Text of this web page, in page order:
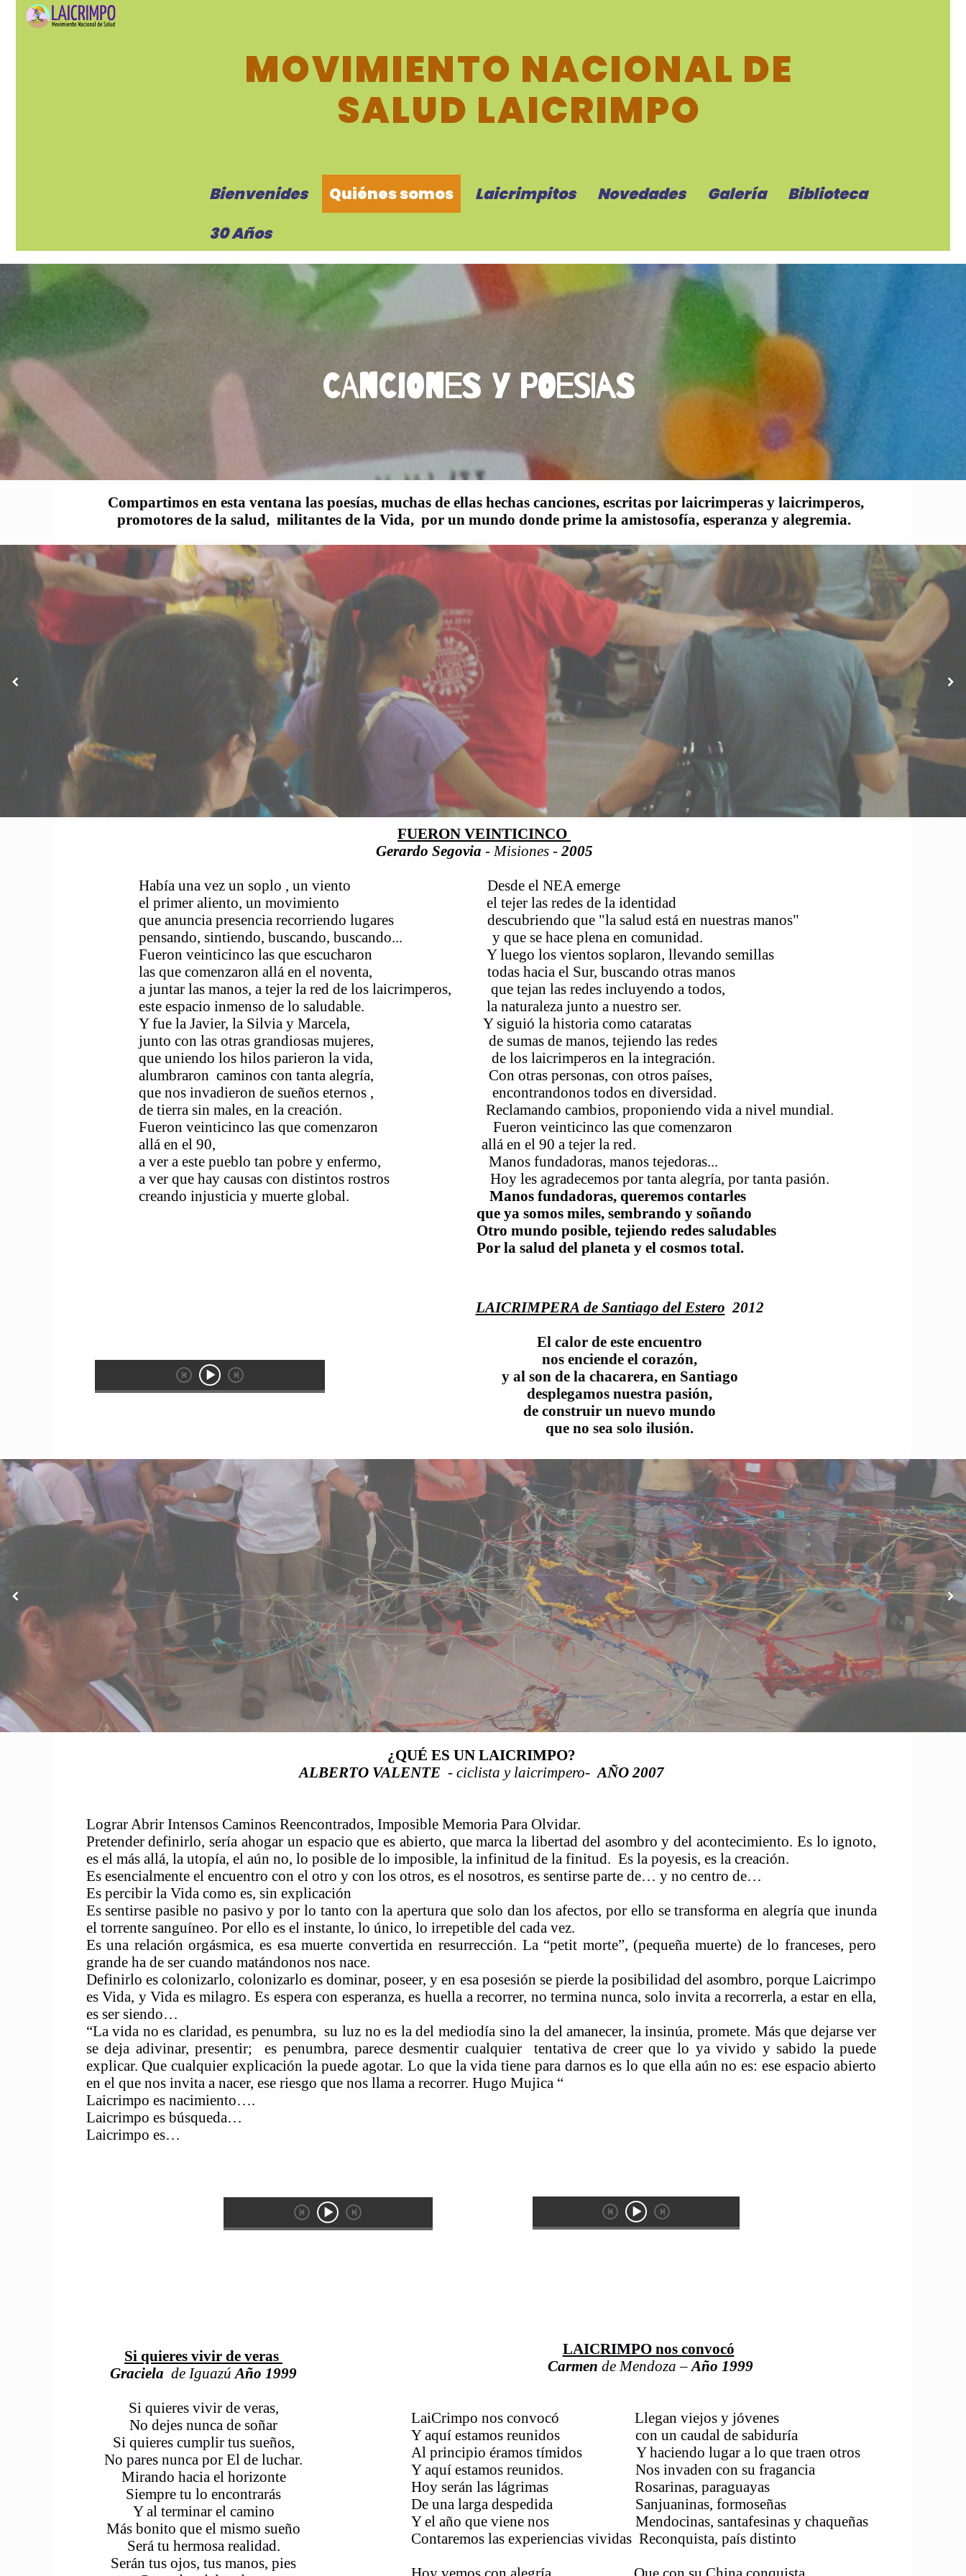
MOVIMIENTO NACIONAL DE
SALUD LAICRIMPO
Bienvenides Quiénes somos Laicrimpitos Novedades Galería
Biblioteca
30 Años
CANCIONES Y POESIAS
Compartimos en esta ventana las poesías, muchas de ellas hechas canciones, escritas por laicrimperas y laicrimperos,
promotores de la salud, militantes de la Vida, por un mundo donde prime la amistosofía, esperanza y alegremia.
FUERON VEINTICINCO
Gerardo Segovia - Misiones -2005
Había una vez un soplo , un viento Desde el NEA emerge
el primer aliento, un movimiento el tejer las redes de la identidad
que anuncia presencia recorriendo lugares descubriendo que "la salud está en nuestras manos"
pensando, sintiendo, buscando, buscando... y que se hace plena en comunidad.
Fueron veinticinco las que escucharon Y luego los vientos soplaron, llevando semillas
las que comenzaron allá en el noventa, todas hacia el Sur, buscando otras manos
a juntar las manos, a tejer la red de los laicrimperos, que tejan las redes incluyendo a todos,
este espacio inmenso de lo saludable. la naturaleza junto a nuestro ser.
Y fue la Javier, la Silvia y Marcela, Y siguió la historia como cataratas
junto con las otras grandiosas mujeres, de sumas de manos, tejiendo las redes
que uniendo los hilos parieron la vida, de los laicrimperos en la integración.
alumbraron caminos con tanta alegría, Con otras personas, con otros países,
que nos invadieron de sueños eternos , encontrandonos todos en diversidad.
de tierra sin males, en la creación. Reclamando cambios, proponiendo vida a nivel mundial.
Fueron veinticinco las que comenzaron Fueron veinticinco las que comenzaron
allá en el 90, allá en el 90 a tejer la red.
a ver a este pueblo tan pobre y enfermo, Manos fundadoras, manos tejedoras...
a ver que hay causas con distintos rostros Hoy les agradecemos por tanta alegría, por tanta pasión.
creando injusticia y muerte global. Manos fundadoras, queremos contarles
que ya somos miles, sembrando y soñando
Otro mundo posible, tejiendo redes saludables
Por la salud del planeta y el cosmos total.
LAICRIMPERA de Santiago del Estero 2012
El calor de este encuentro
nos enciende el corazón,
y al son de la chacarera, en Santiago
desplegamos nuestra pasión,
de construir un nuevo mundo
que no sea solo ilusión.
¿QUÉ ES UN LAICRIMPO?
ALBERTO VALENTE - ciclista y laicrimpero-AÑO 2007
Lograr Abrir Intensos Caminos Reencontrados, Imposible Memoria Para Olvidar.
Pretender definirlo, sería ahogar un espacio que es abierto, que marca la libertad del asombro y del acontecimiento. Es lo ignoto,
es el más allá, la utopía, el aún no, lo posible de lo imposible, la infinitud de la finitud. Es la poyesis, es la creación.
Es esencialmente el encuentro con el otro y con los otros, es el nosotros, es sentirse parte de… y no centro de…
Es percibir la Vida como es, sin explicación
Es sentirse pasible no pasivo y por lo tanto con la apertura que solo dan los afectos, por ello se transforma en alegría que inunda
el torrente sanguíneo. Por ello es el instante, lo único, lo irrepetible del cada vez.
Es una relación orgásmica, es esa muerte convertida en resurrección. La “petit morte”, (pequeña muerte) de lo franceses, pero
grande ha de ser cuando matándonos nos nace.
Definirlo es colonizarlo, colonizarlo es dominar, poseer, y en esa posesión se pierde la posibilidad del asombro, porque Laicrimpo
es Vida, y Vida es milagro. Es espera con esperanza, es huella a recorrer, no termina nunca, solo invita a recorrerla, a estar en ella,
es ser siendo…
“La vida no es claridad, es penumbra, su luz no es la del mediodía sino la del amanecer, la insinúa, promete. Más que dejarse ver
se deja adivinar, presentir; es penumbra, parece desmentir cualquier tentativa de creer que lo ya vivido y sabido la puede
explicar. Que cualquier explicación la puede agotar. Lo que la vida tiene para darnos es lo que ella aún no es: ese espacio abierto
en el que nos invita a nacer, ese riesgo que nos llama a recorrer. Hugo Mujica “
Laicrimpo es nacimiento….
Laicrimpo es búsqueda…
Laicrimpo es…
Si quieres vivir de veras
Graciela de IguazúAño 1999
Si quieres vivir de veras,
No dejes nunca de soñar
Si quieres cumplir tus sueños,
No pares nunca por El de luchar.
Mirando hacia el horizonte
Siempre tu lo encontrarás
Y al terminar el camino
Más bonito que el mismo sueño
Será tu hermosa realidad.
Serán tus ojos, tus manos, pies
LAICRIMPO nos convocó
Carmen de Mendoza –Año 1999
LaiCrimpo nos convocó Llegan viejos y jóvenes
Y aquí estamos reunidos con un caudal de sabiduría
Al principio éramos tímidos Y haciendo lugar a lo que traen otros
Y aquí estamos reunidos. Nos invaden con su fragancia
Hoy serán las lágrimas Rosarinas, paraguayas
De una larga despedida Sanjuaninas, formoseñas
Y el año que viene nos Mendocinas, santafesinas y chaqueñas
Contaremos las experiencias vividas Reconquista, país distinto